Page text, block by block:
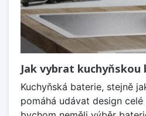
Jak vybrat kuchyňskou
Kuchyňská baterie, stejně
pomáhá udávat design